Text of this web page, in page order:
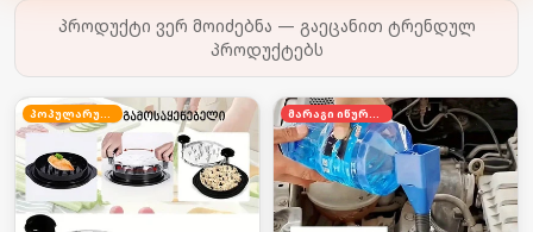
პროდუქტი ვერ მოიძებნა — გაეცანით ტრენდულ
პროდუქტებს
პოპულარული მარაგი იწურება